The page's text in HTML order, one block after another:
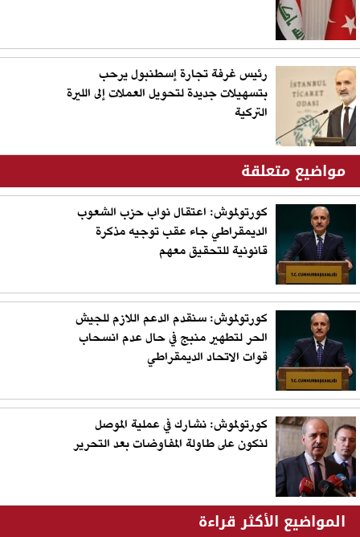
رئيس غرفة تجارة إسطنبول يرحب
بتسهيلات جديدة لتحويل العملات إلى الليرة
التركية
مواضيع متعلقة
كورتولموش: اعتقال نواب حزب الشعوب
الديمقراطي جاء عقب توجيه مذكرة
قانونية للتحقيق معهم
كورتولموش: سنقدم الدعم اللازم للجيش
الحر لتطهير منبج في حال عدم انسحاب
قوات الاتحاد الديمقراطي
كورتولموش: نشارك في عملية الموصل
لنكون على طاولة المفاوضات بعد التحرير
المواضيع الأكثر قراءة